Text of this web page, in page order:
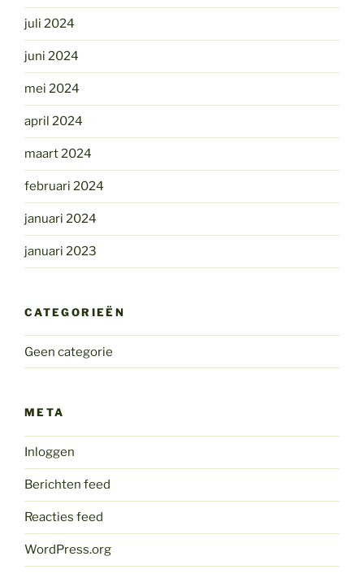
juli 2024
juni 2024
mei 2024
april 2024
maart 2024
februari 2024
januari 2024
januari 2023
CATEGORIEËN
Geen categorie
META
Inloggen
Berichten feed
Reacties feed
WordPress.org